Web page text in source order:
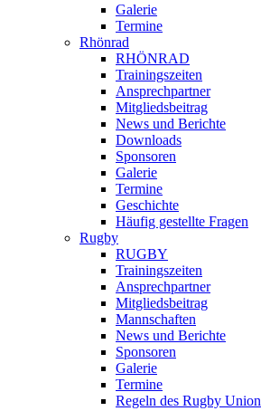
Galerie
Termine
Rhönrad
RHÖNRAD
Trainingszeiten
Ansprechpartner
Mitgliedsbeitrag
News und Berichte
Downloads
Sponsoren
Galerie
Termine
Geschichte
Häufig gestellte Fragen
Rugby
RUGBY
Trainingszeiten
Ansprechpartner
Mitgliedsbeitrag
Mannschaften
News und Berichte
Sponsoren
Galerie
Termine
Regeln des Rugby Union